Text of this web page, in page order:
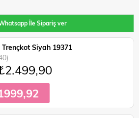
İle Sipariş ver
Siyah 19371